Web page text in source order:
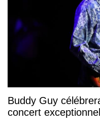
Buddy Guy
concert